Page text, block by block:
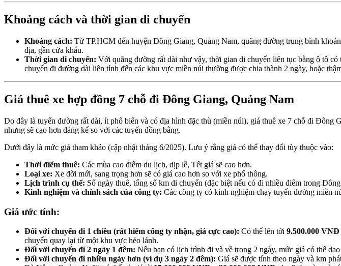
Khoảng cách và thời gian di chuyển
Khoảng cách: Từ TP.HCM đến huyện Đông Giang, Quảng Nam, quãng đường trung bình
địa, gần cửa khẩu.
Thời gian di chuyển: Với quãng đường rất dài như vậy, thời gian di chuyển liên tục bằng ô tô có
chuyến đi đường dài liên tỉnh đến các khu vực miền núi thường được chia thành 2 ngày, hoặc
Giá thuê xe hợp đồng 7 chỗ đi Đông Giang, Quảng Nam
Do đây là tuyến đường rất dài, ít phổ biến và có địa hình đặc thù (miền núi), giá thuê xe 7 chỗ đi Đông
nhưng sẽ cao hơn đáng kể so với các tuyến đồng bằng.
Dưới đây là mức giá tham khảo (cập nhật tháng 6/2025). Lưu ý rằng giá có thể thay đổi tùy thuộc vào:
Thời điểm thuê: Các mùa cao điểm du lịch, dịp lễ, Tết giá sẽ cao hơn.
Loại xe: Xe đời mới, sang trọng hơn sẽ có giá cao hơn so với xe phổ thông.
Lịch trình cụ thể: Số ngày thuê, tổng số km di chuyển (đặc biệt nếu có đi nhiều điểm trong
Kinh nghiệm và chính sách của công ty: Các công ty có kinh nghiệm chạy tuyến đường miền
Giá ước tính:
Đối với chuyến đi 1 chiều (rất hiếm công ty nhận, giá cực cao): Có thể lên tới 9.500.000
chuyến quay lại từ một khu vực hẻo lánh.
Đối với chuyến đi 2 ngày 1 đêm: Nếu bạn có lịch trình đi và về trong 2 ngày, mức giá có thể
Đối với chuyến đi nhiều ngày hơn (ví dụ 3 ngày 2 đêm): Giá sẽ được tính theo ngày và km